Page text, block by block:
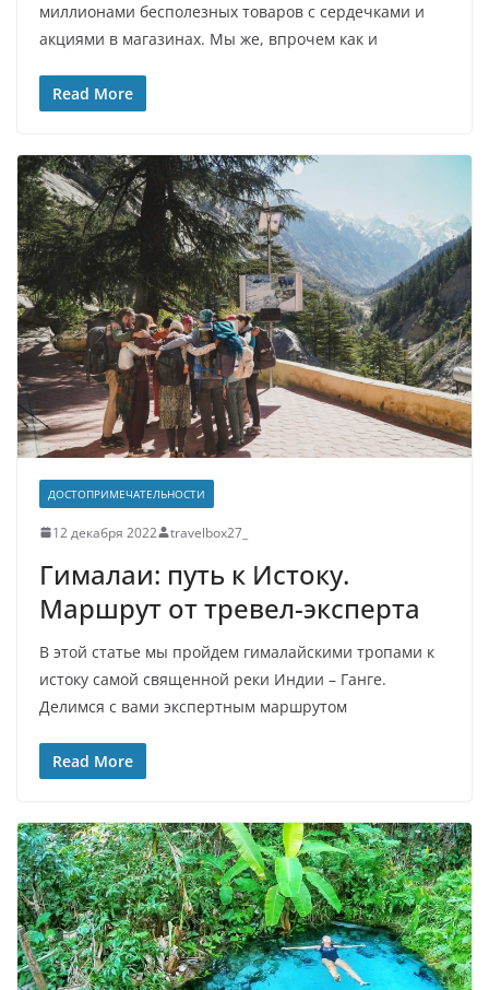
миллионами бесполезных товаров с сердечками и
акциями в магазинах. Мы же, впрочем как и
Read More
ДОСТОПРИМЕЧАТЕЛЬНОСТИ
12 декабря 2022 travelbox27_
Гималаи: путь к Истоку.
Маршрут от тревел-эксперта
В этой статье мы пройдем гималайскими тропами к
истоку самой священной реки Индии – Ганге.
Делимся с вами экспертным маршрутом
Read More